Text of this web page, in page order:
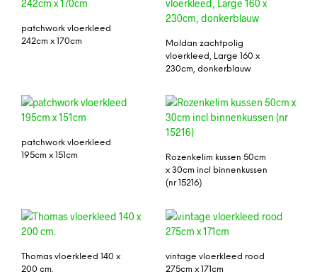
patchwork vloerkleed
242cm x 170cm
Moldan zachtpolig
vloerkleed, Large 160 x
230cm, donkerblauw
patchwork vloerkleed
195cm x 151cm
Rozenkelim kussen 50cm
x 30cm incl binnenkussen
(nr 15216)
Thomas vloerkleed 140 x
200 cm.
vintage vloerkleed rood
275cm x 171cm